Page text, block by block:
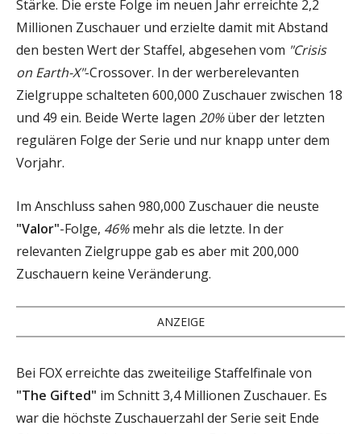
Stärke. Die erste Folge im neuen Jahr erreichte 2,2
Millionen Zuschauer und erzielte damit mit Abstand
den besten Wert der Staffel, abgesehen vom "Crisis
on Earth-X"-Crossover. In der werberelevanten
Zielgruppe schalteten 600,000 Zuschauer zwischen 18
und 49 ein. Beide Werte lagen 20%über der letzten
regulären Folge der Serie und nur knapp unter dem
Vorjahr.
Im Anschluss sahen 980,000 Zuschauer die neuste
"Valor"-Folge, 46%mehr als die letzte. In der
relevanten Zielgruppe gab es aber mit 200,000
Zuschauern keine Veränderung.
ANZEIGE
Bei FOX erreichte das zweiteilige Staffelfinale von
"The Gifted" im Schnitt 3,4 Millionen Zuschauer. Es
war die höchste Zuschauerzahl der Serie seit Ende